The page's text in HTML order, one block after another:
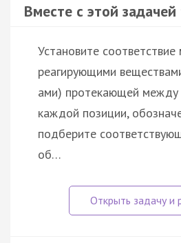
Вместе с этой
Установите
реагирующими
ами) протекающей между
каждой позиции,
подберите
об…